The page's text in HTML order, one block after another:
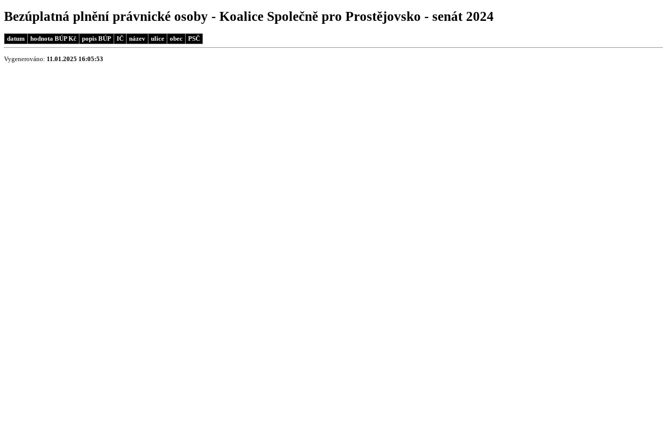
Bezúplatná plnění právnické osoby - Koalice Společně pro Prostějovsko - senát 2024
datum hodnota BÚP Kč popis BÚP IČ název ulice obec PSČ
Vygenerováno: 11.01.2025 16:05:53